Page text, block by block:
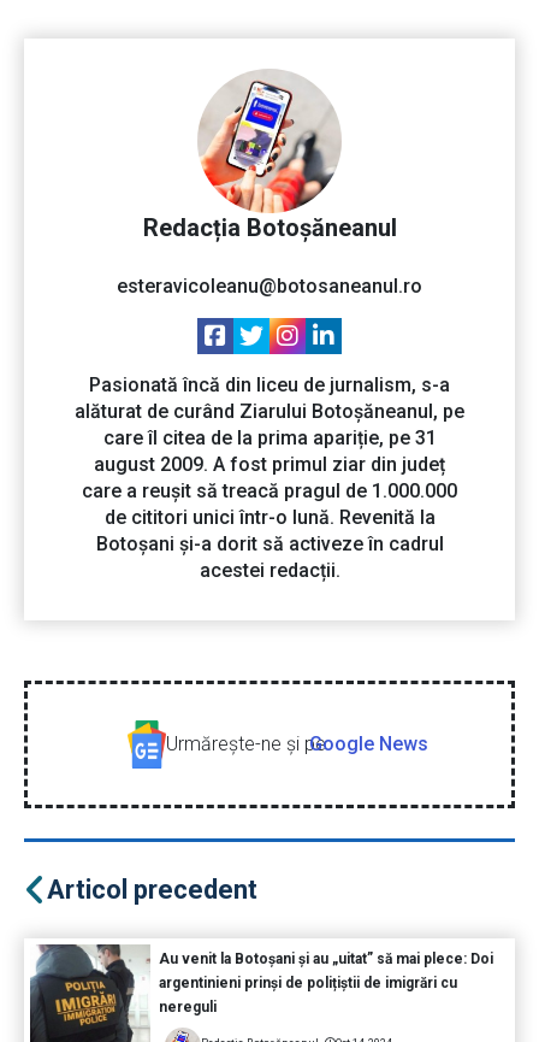
Redacția Botoșăneanul
esteravicoleanu@botosaneanul.ro
Pasionată încă din liceu de jurnalism, s-a
alăturat de curând Ziarului Botoșăneanul, pe
care îl citea de la prima apariție, pe 31
august 2009. A fost primul ziar din județ
care a reușit să treacă pragul de 1.000.000
de cititori unici într-o lună. Revenită la
Botoșani și-a dorit să activeze în cadrul
acestei redacții.
Urmăreşte-ne şi peGoogle News
Articol precedent
Au venit la Botoșani și au „uitat” să mai plece: Doi
argentinieni prinși de polițiștii de imigrări cu
nereguli